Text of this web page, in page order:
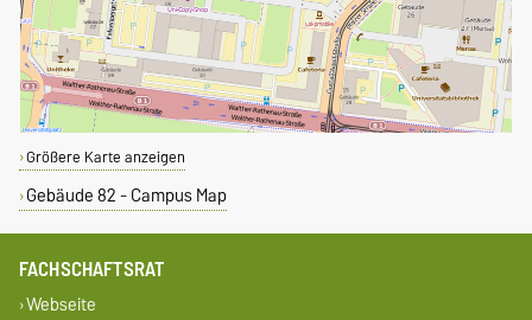
Größere Karte anzeigen
Gebäude 82 - Campus Map
FACHSCHAFTSRAT
Webseite